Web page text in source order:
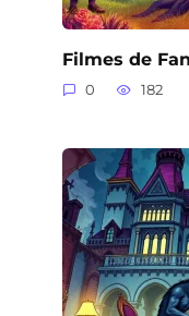
Filmes de
0 182